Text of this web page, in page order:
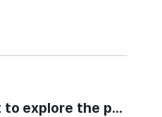
to explore the